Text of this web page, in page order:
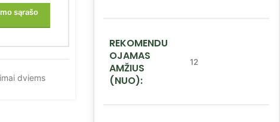
sąrašo
dviems
REKOMENDU
OJAMAS
AMŽIUS
(NUO):
12